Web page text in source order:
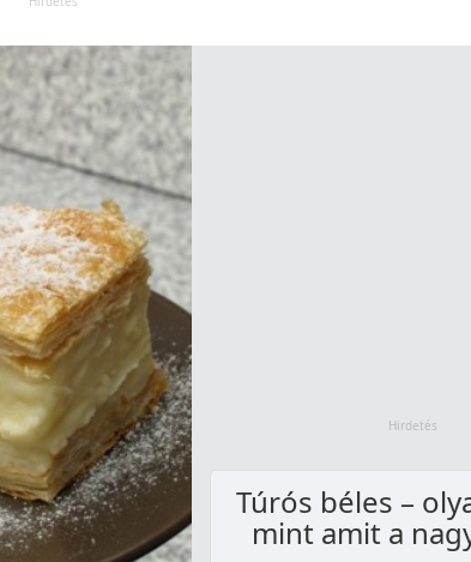
Túrós béles –
mint amit a